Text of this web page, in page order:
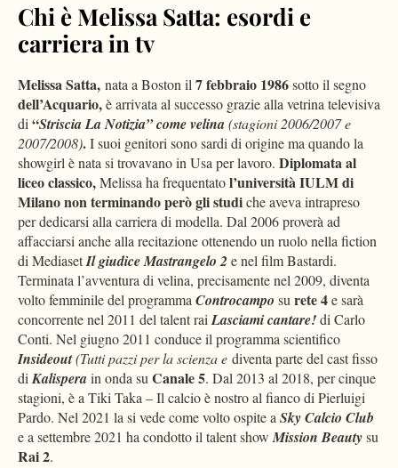
Chi è Melissa Satta: esordi e
carriera in tv
Melissa Satta, nata a Boston il7 febbraio 1986sotto il segno
dell’Acquario,è arrivata al successo grazie alla vetrina televisiva
di“Striscia La Notizia” come velina(stagioni 2006/2007 e
2007/2008).I suoi genitori sono sardi di origine ma quando la
showgirl è nata si trovavano in Usa per lavoro. Diplomata al
liceo classico,Melissa ha frequentatol’università IULM di
Milanonon terminando però gli studiche aveva intrapreso
per dedicarsi alla carriera di modella. Dal 2006 proverà ad
affacciarsi anche alla recitazione ottenendo un ruolo nella fiction
di MediasetIl giudice Mastrangelo 2 e nel film Bastardi.
Terminata l’avventura di velina, precisamente nel 2009, diventa
volto femminile del programmaControcampo surete 4e sarà
concorrente nel 2011 del talent raiLasciami cantare!di Carlo
Conti. Nel giugno 2011 conduce il programma scientifico
Insideout(Tutti pazzi per la scienza e diventa parte del cast fisso
diKalisperain onda suCanale 5. Dal 2013 al 2018, per cinque
stagioni, è a Tiki Taka – Il calcio è nostro al fianco di Pierluigi
Pardo. Nel 2021 la si vede come volto ospite aSky Calcio Club
e a settembre 2021 ha condotto il talent showMission Beautysu
Rai 2.